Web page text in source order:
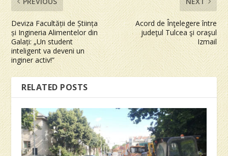
Deviza Facultății de Știința
și Ingineria Alimentelor din
Galați: „Un student
inteligent va deveni un
inginer activ!”
Acord de Înţelegere între
judeţul Tulcea şi oraşul
Izmail
RELATED POSTS